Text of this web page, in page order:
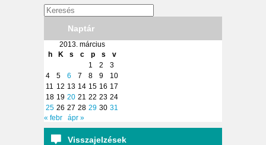
Naptár
2013. március
h
K s c p s
v
1
2
3
4
5 6 7 8 9
10
11 12 13 14 15 16 17
18 19 20 21 22 23 24
25 26 27 28 29 30 31
« febr
ápr »
Visszajelzések